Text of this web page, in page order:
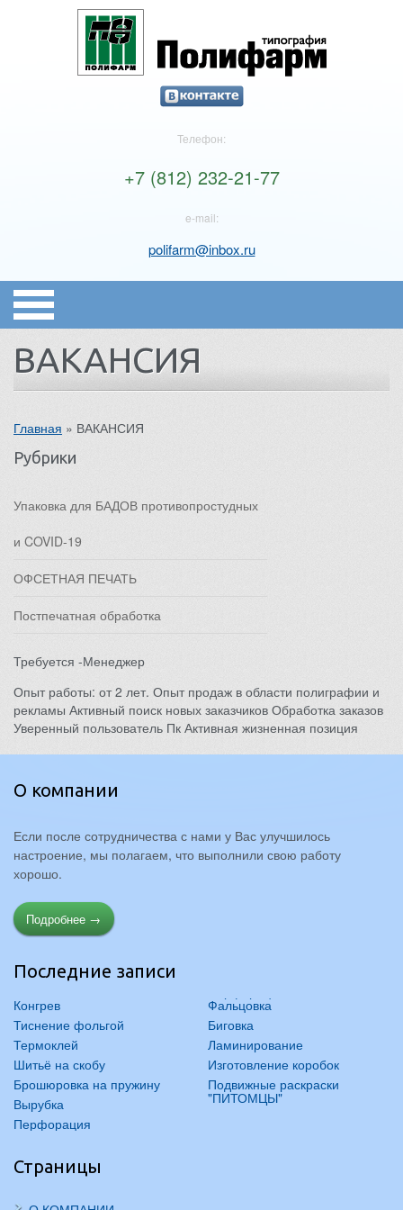
Телефон:
+7 (812) 232-21-77
e-mail:
polifarm@inbox.ru
ВАКАНСИЯ
Главная » ВАКАНСИЯ
Рубрики
Упаковка для БАДОВ противопростудных
и COVID-19
ОФСЕТНАЯ ПЕЧАТЬ
Постпечатная обработка
Требуется -Менеджер
Опыт работы: от 2 лет. Опыт продаж в области полиграфии и
рекламы Активный поиск новых заказчиков Обработка заказов
Уверенный пользователь Пк Активная жизненная позиция
О компании
Если после сотрудничества с нами у Вас улучшилось
настроение, мы полагаем, что выполнили свою работу
хорошо.
Подробнее →
Последние записи
Конгрев
Тиснение фольгой
Термоклей
Шитьё на скобу
Брошюровка на пружину
Вырубка
Перфорация
Фальцовка
Биговка
Ламинирование
Изготовление коробок
Подвижные раскраски
"ПИТОМЦЫ"
Страницы